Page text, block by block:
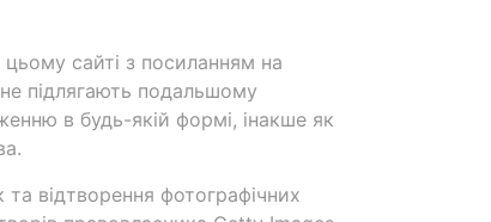
цьому сайті з посиланням на
підлягають подальшому
в будь-якій формі, інакше як
відтворення фотографічних